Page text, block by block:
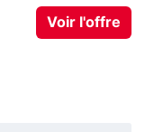
Voir l'offre